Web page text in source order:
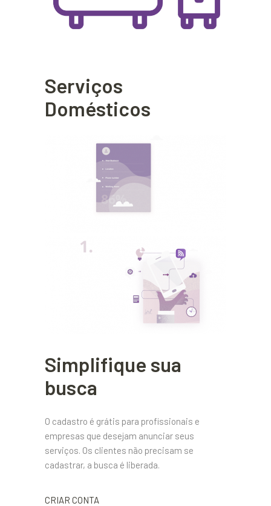
Serviços
Domésticos
Simplifique sua
busca
O cadastro é grátis para profissionais e
empresas que desejam anunciar seus
serviços. Os clientes não precisam se
cadastrar, a busca é liberada.
CRIAR CONTA